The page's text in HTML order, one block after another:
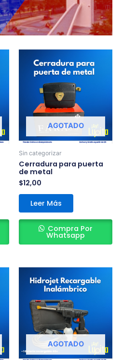
AGOTADO
Sin categorizar
Cerradura para puerta
de metal
$12,00
Leer Más
Compra Por
Whatsapp
AGOTADO